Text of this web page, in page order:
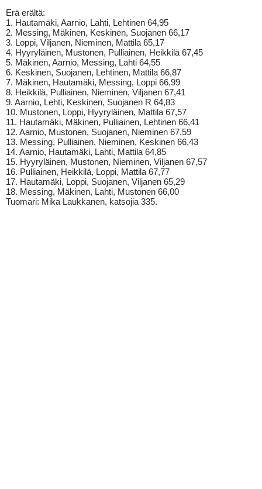
Erä erältä:
1. Hautamäki, Aarnio, Lahti, Lehtinen 64,95
2. Messing, Mäkinen, Keskinen, Suojanen 66,17
3. Loppi, Viljanen, Nieminen, Mattila 65,17
4. Hyyryläinen, Mustonen, Pulliainen, Heikkilä 67,45
5. Mäkinen, Aarnio, Messing, Lahti 64,55
6. Keskinen, Suojanen, Lehtinen, Mattila 66,87
7. Mäkinen, Hautamäki, Messing, Loppi 66,99
8. Heikkilä, Pulliainen, Nieminen, Viljanen 67,41
9. Aarnio, Lehti, Keskinen, Suojanen R 64,83
10. Mustonen, Loppi, Hyyryläinen, Mattila 67,57
11. Hautamäki, Mäkinen, Pulliainen, Lehtinen 66,41
12. Aarnio, Mustonen, Suojanen, Nieminen 67,59
13. Messing, Pulliainen, Nieminen, Keskinen 66,43
14. Aarnio, Hautamäki, Lahti, Mattila 64,85
15. Hyyryläinen, Mustonen, Nieminen, Viljanen 67,57
16. Pulliainen, Heikkilä, Loppi, Mattila 67,77
17. Hautamäki, Loppi, Suojanen, Viljanen 65,29
18. Messing, Mäkinen, Lahti, Mustonen 66,00
Tuomari: Mika Laukkanen, katsojia 335.